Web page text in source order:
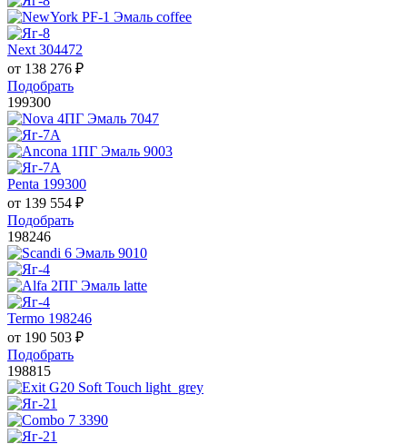
Next 304472
от 138 276 ₽
Подобрать
199300
Penta 199300
от 139 554 ₽
Подобрать
198246
Termo 198246
от 190 503 ₽
Подобрать
198815